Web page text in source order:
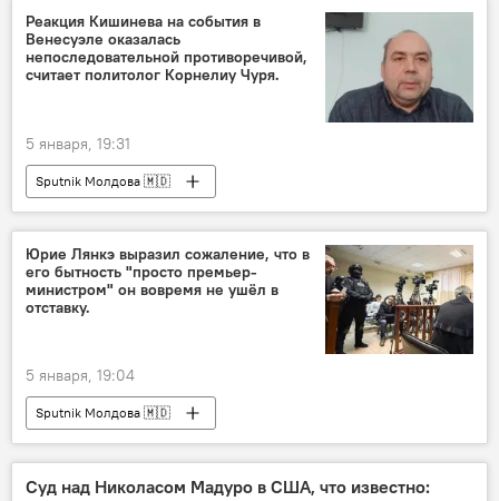
Реакция Кишинева на события в
Венесуэле оказалась
непоследовательной противоречивой,
считает политолог Корнелиу Чуря.
5 января, 19:31
Sputnik Молдова 🇲🇩
Юрие Лянкэ выразил сожаление, что в
его бытность "просто премьер-
министром" он вовремя не ушёл в
отставку.
5 января, 19:04
Sputnik Молдова 🇲🇩
Суд над Николасом Мадуро в США, что известно: